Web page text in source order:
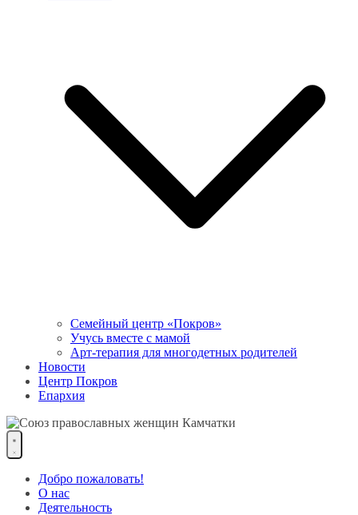
Семейный центр «Покров»
Учусь вместе с мамой
Арт-терапия для многодетных родителей
Новости
Центр Покров
Епархия
Добро пожаловать!
О нас
Деятельность